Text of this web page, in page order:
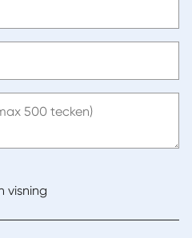
500 tecken)
visning